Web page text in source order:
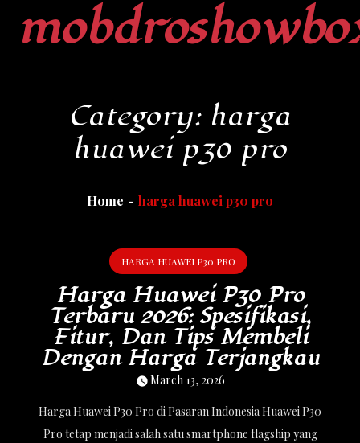
Category: harga
huawei p30 pro
Home harga huawei p30 pro
HARGA HUAWEI P30 PRO
Harga Huawei P30 Pro
Terbaru 2026: Spesifikasi,
Fitur, Dan Tips Membeli
Dengan Harga Terjangkau
March 13, 2026
Harga Huawei P30 Pro di Pasaran Indonesia Huawei P30
Pro tetap menjadi salah satu smartphone flagship yang